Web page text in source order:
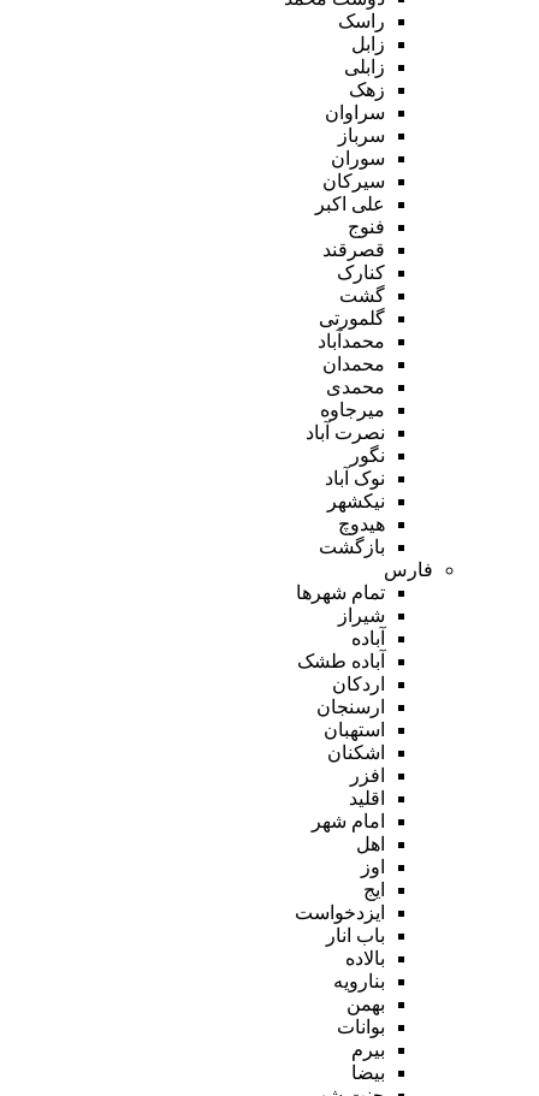
راسک
زابل
زابلی
زهک
سراوان
سرباز
سوران
سیرکان
علی اکبر
فنوج
قصرقند
کنارک
گشت
گلمورتی
محمدآباد
محمدان
محمدی
میرجاوه
نصرت آباد
نگور
نوک آباد
نیکشهر
هیدوچ
بازگشت
فارس
تمام شهر‌ها
شیراز
آباده
آباده طشک
اردکان
ارسنجان
استهبان
اشکنان
افزر
اقلید
امام شهر
اهل
اوز
ایج
ایزدخواست
باب انار
بالاده
بنارویه
بهمن
بوانات
بیرم
بیضا